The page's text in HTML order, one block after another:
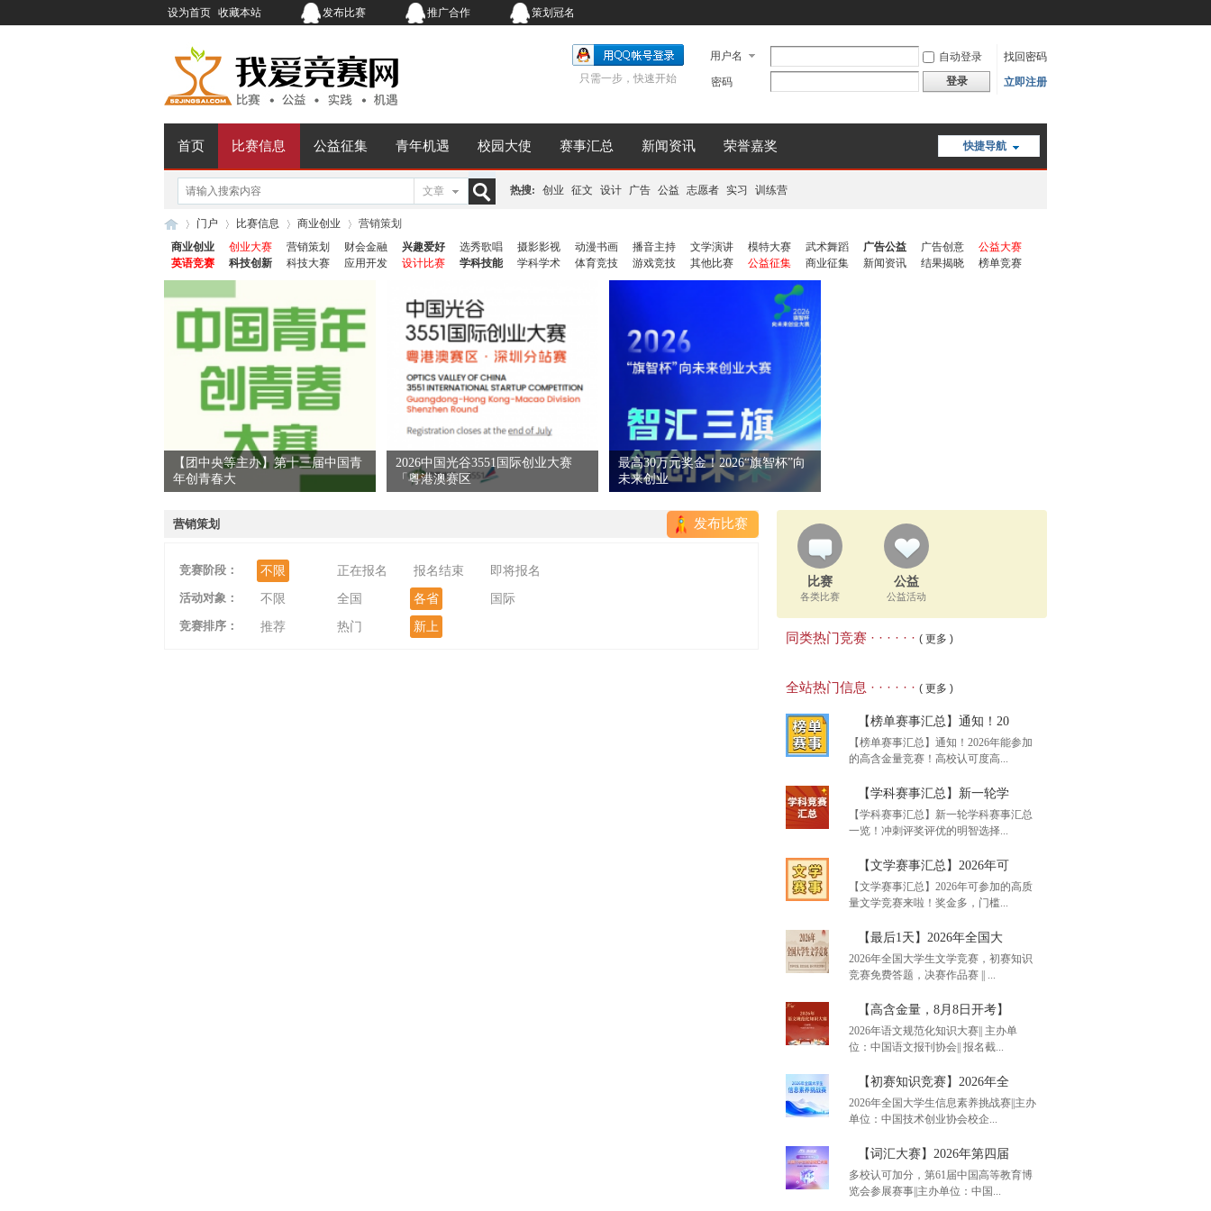
设为首页 收藏本站 发布比赛 推广合作 策划冠名
用户名 自动登录
找回密码
密码
登录 立即注册
只需一步，快速开始
快捷导航
首页 比赛信息 公益征集 青年机遇 校园大使 赛事汇总 新闻资讯 荣誉嘉奖
文章 热搜: 创业 征文 设计 广告 公益 志愿者 实习 训练营
我
爱
›
门户
›
比赛信息 商业创业
营销策划
商业创业
创业大赛 营销策划 财会金融 兴趣爱好 选秀歌唱 摄影影视 动漫书画 播音主持 文学演讲 模特大赛 武术舞蹈 广告公益 广告创意
公益大赛
英语竞赛
科技创新 科技大赛 应用开发 设计比赛 学科技能 学科学术 体育竞技 游戏竞技 其他比赛 公益征集 商业征集 新闻资讯 结果揭晓 榜单竞赛
【团中央等主办】第十三届中国青
年创青春大
2026中国光谷3551国际创业大赛
「粤港澳赛区
最高30万元奖金！2026“旗智杯”向
未来创业
发布比赛
营销策划
竞赛阶段： 不限 正在报名 报名结束
即将报名
活动对象：
不限 全国 各省
国际
竞赛排序：
推荐 热门 新上
比赛
各类比赛
公益
公益活动
同类热门竞赛 · · · · · · ( 更多 )
全站热门信息 · · · · · · ( 更多 )
【榜单赛事汇总】通知！20
【榜单赛事汇总】通知！2026年能参加
的高含金量竞赛！高校认可度高...
【榜单赛事汇总】通知！20
【学科赛事汇总】新一轮学
【学科赛事汇总】新一轮学科赛事汇总
一览！冲刺评奖评优的明智选择...
【学科赛事汇总】新一轮学
【文学赛事汇总】2026年可
【文学赛事汇总】2026年可参加的高质
量文学竞赛来啦！奖金多，门槛...
【文学赛事汇总】2026年可
【最后1天】2026年全国大
2026年全国大学生文学竞赛，初赛知识
竞赛免费答题，决赛作品赛 || ...
【最后1天】2026年全国大
【高含金量，8月8日开考】
2026年语文规范化知识大赛|| 主办单
位：中国语文报刊协会|| 报名截...
【高含金量，8月8日开考】
【初赛知识竞赛】2026年全
2026年全国大学生信息素养挑战赛||主办
单位：中国技术创业协会校企...
【初赛知识竞赛】2026年全
【词汇大赛】2026年第四届
多校认可加分，第61届中国高等教育博
览会参展赛事||主办单位：中国...